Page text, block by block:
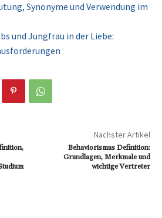
Synonyme und Verwendung im
und Jungfrau in der Liebe:
Nächster Artikel
Behaviorismus Definition:
Grundlagen, Merkmale und
wichtige Vertreter